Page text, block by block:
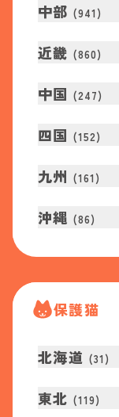
中部 (941 )
近畿 (860)
中国 (247)
四国 (152)
九州 (161 )
沖縄 (86)
保護猫
北海道 (31 )
東北 (119)